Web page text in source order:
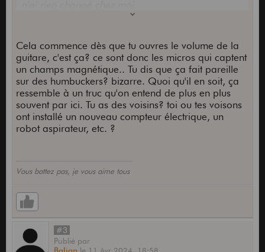
beaucoup
https://soundcloud.com/pascal-(...)aring
Cela commence dès que tu ouvres le volume de la
guitare, c'est ça? ce sont donc les micros qui captent
un champs magnétique.. Tu dis que ça fait pareille
sur des humbuckers? bizarre. Quoi qu'il en soit, ça
ressemble à un truc qu'on entend de plus en plus
souvent par ici. Tu as des voisins? toi ou tes voisons
ont installé un nouveau compteur électrique, un
robot aspirateur, etc. ?
Vous battez pas, je vous aime tous
#3
Publié par